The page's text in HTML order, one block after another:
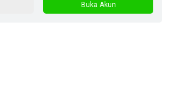
Buka Akun